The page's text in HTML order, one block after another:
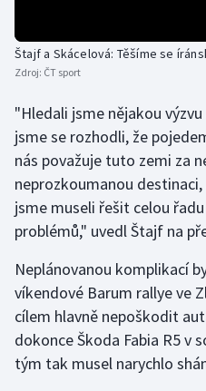
Jezdectví
Judo
Krasobruslení
Lezení
Moderní pětiboj
Motorsport
Štajf a Skácelová: Těšíme se
Zdroj: ČT sport
"Hledali jsme nějakou
jsme se rozhodli, že
nás považuje tuto zemi za
neprozkoumanou
jsme museli řešit celou
problémů," uvedl Štajf na
Neplánovanou komplikací
víkendové Barum rallye ve
cílem hlavně nepoškodit
dokonce Škoda Fabia R5 v
tým tak musel narychlo